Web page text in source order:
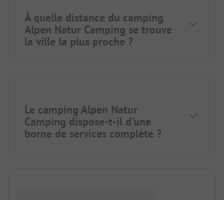
À quelle distance du camping
Alpen Natur Camping se trouve
la ville la plus proche ?
Le camping Alpen Natur
Camping dispose-t-il d'une
borne de services complète ?